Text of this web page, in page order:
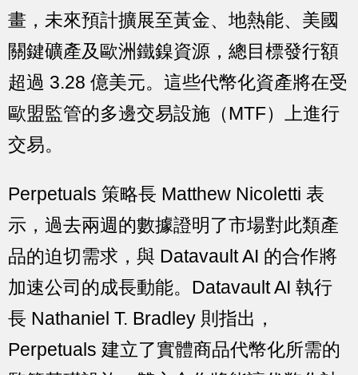
畫，未來預計擴展至黃金、地熱能、美國
關鍵礦產及歐洲鐵鎳資源，總目標發行額
超過 3.28 億美元。這些代幣化資產將在受
歐盟監管的多邊交易設施（MTF）上進行
交易。
Perpetuals 策略長 Matthew Nicoletti 表
示，過去兩週的數據證明了市場對此類產
品的迫切需求，與 Datavault AI 的合作將
加速公司的成長動能。Datavault AI 執行
長 Nathaniel T. Bradley 則指出，
Perpetuals 建立了實體商品代幣化所需的